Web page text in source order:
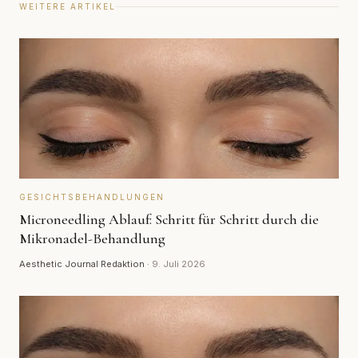
WEITERE ARTIKEL
GESICHTSBEHANDLUNGEN
Microneedling Ablauf: Schritt für Schritt durch die
Mikronadel-Behandlung
Aesthetic Journal Redaktion · 9. Juli 2026